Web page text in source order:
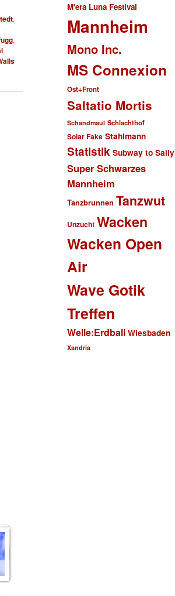
,
,
,
M'era Luna Festival
Mannheim
Mono Inc.
MS Connexion
Ost+Front
Saltatio Mortis
Schandmaul Schlachthof
Solar Fake Stahlmann
Statistik Subway to Sally
Super Schwarzes
Mannheim
Tanzbrunnen Tanzwut
Unzucht Wacken
Wacken Open
Air
Wave Gotik
Treffen
Welle:Erdball Wiesbaden
Xandria